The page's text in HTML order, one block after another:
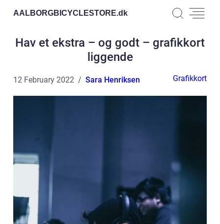
AALBORGBICYCLESTORE.dk
Hav et ekstra – og godt – grafikkort
liggende
12 February 2022 Sara Henriksen Grafikkort